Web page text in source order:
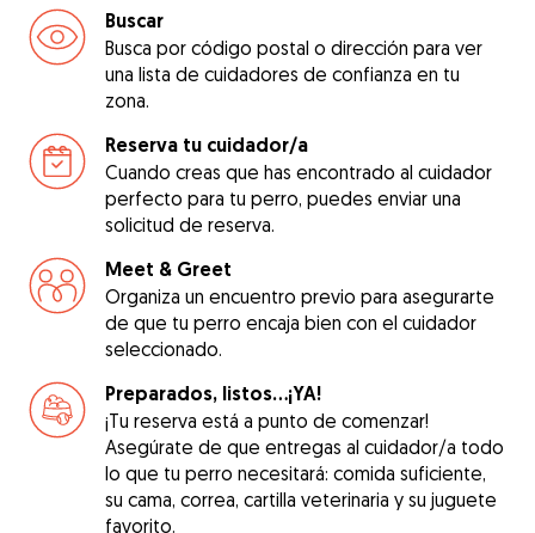
Buscar
Busca por código postal o dirección para ver
una lista de cuidadores de confianza en tu
zona.
Reserva tu cuidador/a
Cuando creas que has encontrado al cuidador
perfecto para tu perro, puedes enviar una
solicitud de reserva.
Meet & Greet
Organiza un encuentro previo para asegurarte
de que tu perro encaja bien con el cuidador
seleccionado.
Preparados, listos...¡YA!
¡Tu reserva está a punto de comenzar!
Asegúrate de que entregas al cuidador/a todo
lo que tu perro necesitará: comida suficiente,
su cama, correa, cartilla veterinaria y su juguete
favorito.